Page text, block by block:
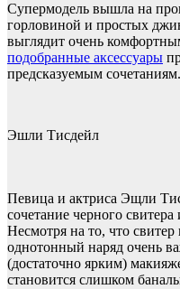
Супермодель вышла на
горловиной и простых
выглядит очень
подобранные аксессуары
предсказуемым сочетаниям.
Эшли Тисдейл
Певица и актриса Эщли
сочетание черного
Несмотря на то, что
однотонный наряд очень
(достаточно ярким)
становится слишком